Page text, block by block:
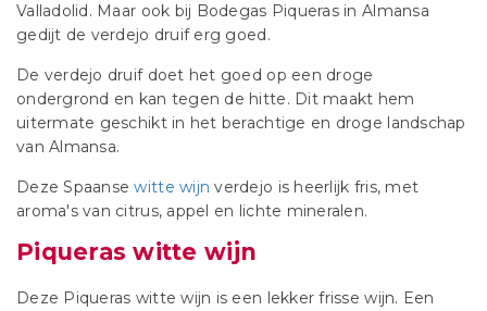
Valladolid. Maar ook bij Bodegas Piqueras in Almansa
gedijt de verdejo druif erg goed.
De verdejo druif doet het goed op een droge
ondergrond en kan tegen de hitte. Dit maakt hem
uitermate geschikt in het berachtige en droge landschap
van Almansa.
Deze Spaansewitte wijn verdejo is heerlijk fris, met
aroma's van citrus, appel en lichte mineralen.
Piqueras witte wijn
Deze Piqueras witte wijn is een lekker frisse wijn. Een